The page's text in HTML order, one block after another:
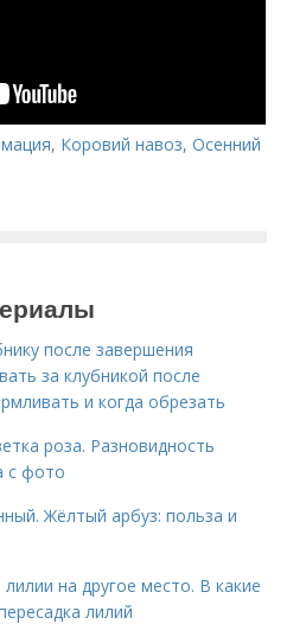
, Коровий навоз,Осенний
после завершения
за клубникой после
и когда обрезать
роза. Разновидность
с фото
Жёлтый арбуз: польза и
на другое место. В какие
лилий